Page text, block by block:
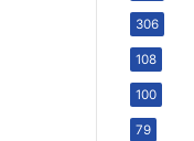
306
108
100
79